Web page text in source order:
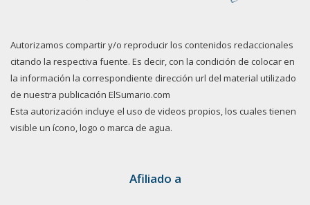
Autorizamos compartir y/o reproducir los contenidos redaccionales
citando la respectiva fuente. Es decir, con la condición de colocar en
la información la correspondiente dirección url del material utilizado
de nuestra publicación ElSumario.com
Esta autorización incluye el uso de videos propios, los cuales tienen
visible un ícono, logo o marca de agua.
Afiliado a